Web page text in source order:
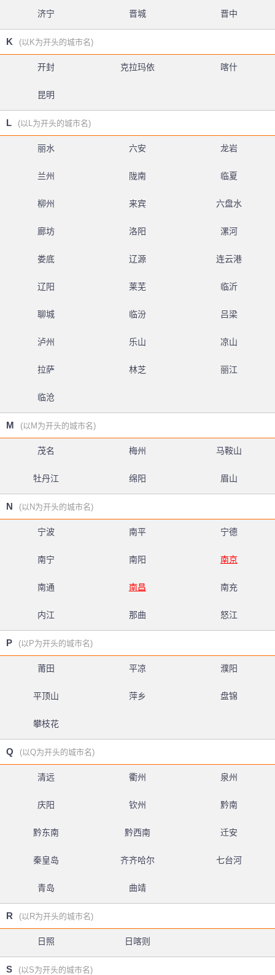
济宁 晋城 晋中
K (以K为开头的城市名)
开封 克拉玛依 喀什
昆明
L (以L为开头的城市名)
丽水 六安 龙岩
兰州 陇南 临夏
柳州 来宾 六盘水
廊坊 洛阳 漯河
娄底 辽源 连云港
辽阳 莱芜 临沂
聊城 临汾 吕梁
泸州 乐山 凉山
拉萨 林芝 丽江
临沧
M (以M为开头的城市名)
茂名 梅州 马鞍山
牡丹江 绵阳 眉山
N (以N为开头的城市名)
宁波 南平 宁德
南宁 南阳 南京
南通 南昌 南充
内江 那曲 怒江
P (以P为开头的城市名)
莆田 平凉 濮阳
平顶山 萍乡 盘锦
攀枝花
Q (以Q为开头的城市名)
清远 衢州 泉州
庆阳 钦州 黔南
黔东南 黔西南 迁安
秦皇岛 齐齐哈尔 七台河
青岛 曲靖
R (以R为开头的城市名)
日照 日喀则
S (以S为开头的城市名)